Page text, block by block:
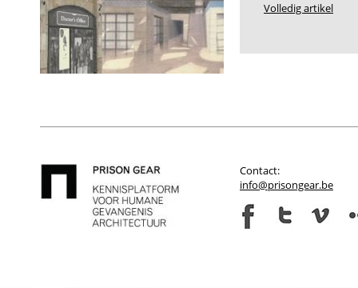
Volledig artikel
Contact:
info@prisongear.be